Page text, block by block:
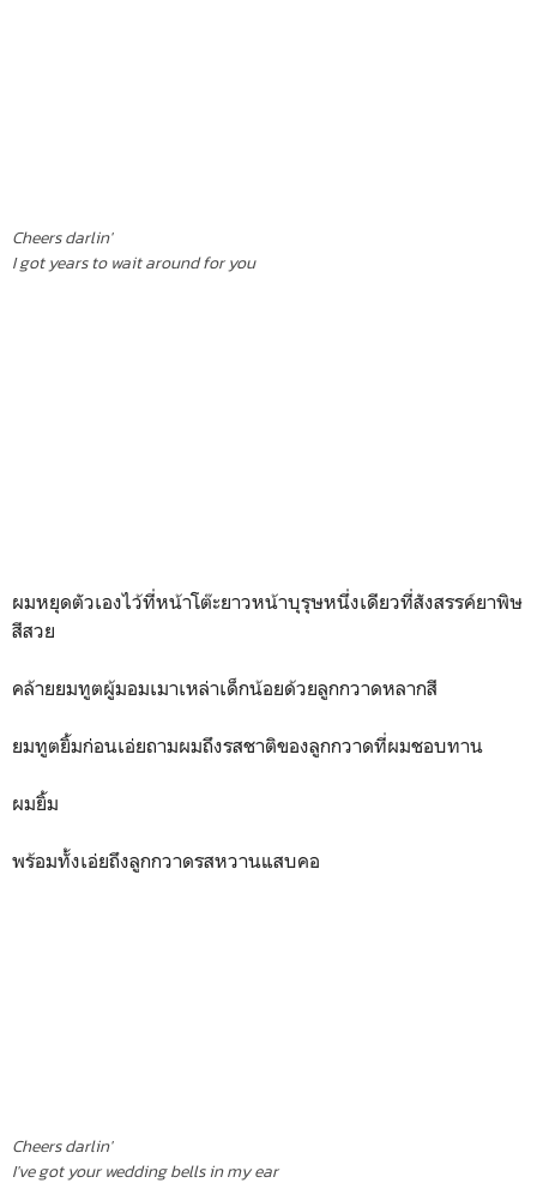
Cheers darlin'
I got years to wait around for you
ผมหยุดตัวเองไว้ที่หน้าโต๊ะยาวหน้าบุรุษหนึ่งเดียวที่สังสรรค์ยาพิษ
สีสวย
คล้ายยมทูตผู้มอมเมาเหล่าเด็กน้อยด้วยลูกกวาดหลากสี
ยมทูตยิ้มก่อนเอ่ยถามผมถึงรสชาติของลูกกวาดที่ผมชอบทาน
ผมยิ้ม
พร้อมทั้งเอ่ยถึงลูกกวาดรสหวานแสบคอ
Cheers darlin'
I've got your wedding bells in my ear